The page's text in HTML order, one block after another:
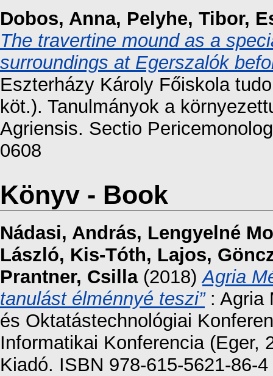
Dobos, Anna, Pelyhe, Tibor,
The travertine mound as a
surroundings at Egerszalók
Eszterházy Károly Főiskola
köt.). Tanulmányok a
Agriensis. Sectio
0608
Könyv - Book
Nádasi, András, Lengyelné
László, Kis-Tóth, Lajos,
Prantner, Csilla(2018)Agria
tanulást élménnyé teszi”: Agria
és Oktatástechnológiai
Informatikai Konferencia (Eger,
Kiadó. ISBN 978-615-5621-86-